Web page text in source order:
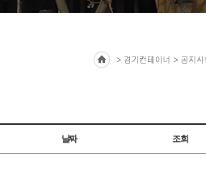
날짜 조회